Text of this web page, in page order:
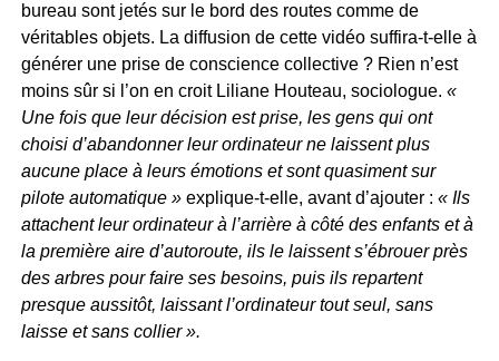
bureau sont jetés sur le bord des routes comme de
véritables objets. La diffusion de cette vidéo suffira-t-elle à
générer une prise de conscience collective ? Rien n’est
moins sûr si l’on en croit Liliane Houteau, sociologue. «
Une fois que leur décision est prise, les gens qui ont
choisi d’abandonner leur ordinateur ne laissent plus
aucune place à leurs émotions et sont quasiment sur
pilote automatique »explique-t-elle, avant d’ajouter : « Ils
attachent leur ordinateur à l’arrière à côté des enfants et à
la première aire d’autoroute, ils le laissent s’ébrouer près
des arbres pour faire ses besoins, puis ils repartent
presque aussitôt, laissant l’ordinateur tout seul, sans
laisse et sans collier ».